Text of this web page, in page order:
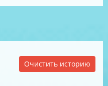
Очистить историю